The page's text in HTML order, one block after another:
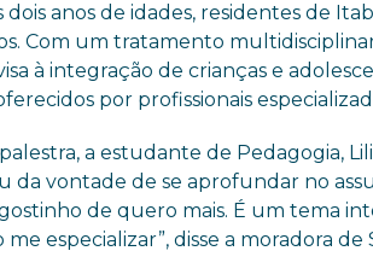
dois anos de idades, residentes de
Com um tratamento
à integração de crianças e
por profissionais
a estudante de Pedagogia,
da vontade de se aprofundar no
de quero mais. É um tema
especializar”, disse a moradora de